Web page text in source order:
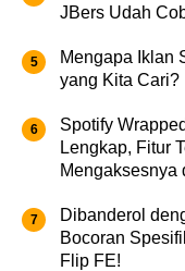
JBers Udah
Mengapa Iklan
yang Kita Cari?
Spotify
Lengkap, Fitur
Mengaksesnya
Dibanderol
Bocoran
Flip FE!